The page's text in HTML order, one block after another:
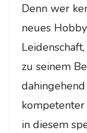
Denn wer
neues
zu seinem
in diesem